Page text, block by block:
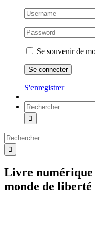
Se souvenir de
S'enregistrer
Rechercher:
Rechercher:
Livre
monde de liberté